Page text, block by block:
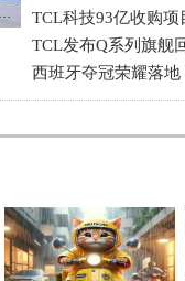
“参数买到顶，体验没跟上“：长虹追光Q70S给高端电视打了个样
TCL科技93亿收购项
TCL发布Q系列旗舰
西班牙夺冠荣耀落